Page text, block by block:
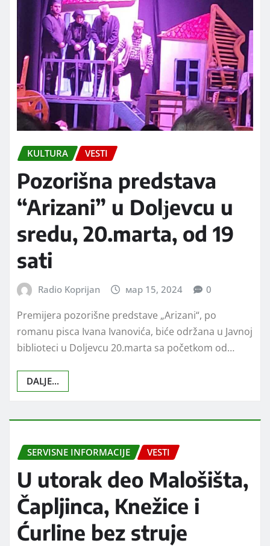
KULTURA VESTI
Pozorišna predstava
“Arizani” u Dolјevcu u
sredu, 20.marta, od 19
sati
Radio Koprijan мар 15, 2024 0
Premijera pozorišne predstave „Arizani“, po
romanu pisca Ivana Ivanovića, biće održana u Javnoj
biblioteci u Doljevcu 20.marta sa početkom od…
DALJE...
SERVISNE INFORMACIJE VESTI
U utorak deo Malošišta,
Čapljinca, Knežice i
Ćurline bez struje